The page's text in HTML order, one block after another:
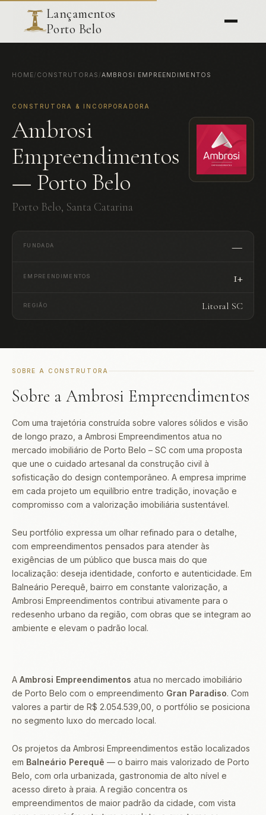
Lançamentos
Porto Belo
HOME/ CONSTRUTORAS /AMBROSI EMPREENDIMENTOS
CONSTRUTORA & INCORPORADORA
Ambrosi
Empreendimentos
— Porto Belo
Porto Belo, Santa Catarina
FUNDADA —
EMPREENDIMENTOS 1+
REGIÃO Litoral SC
SOBRE A CONSTRUTORA
Sobre a Ambrosi Empreendimentos
Com uma trajetória construída sobre valores sólidos e visão
de longo prazo, a Ambrosi Empreendimentos atua no
mercado imobiliário de Porto Belo – SC com uma proposta
que une o cuidado artesanal da construção civil à
sofisticação do design contemporâneo. A empresa imprime
em cada projeto um equilíbrio entre tradição, inovação e
compromisso com a valorização imobiliária sustentável.
Seu portfólio expressa um olhar refinado para o detalhe,
com empreendimentos pensados para atender às
exigências de um público que busca mais do que
localização: deseja identidade, conforto e autenticidade. Em
Balneário Perequê, bairro em constante valorização, a
Ambrosi Empreendimentos contribui ativamente para o
redesenho urbano da região, com obras que se integram ao
ambiente e elevam o padrão local.
A Ambrosi Empreendimentos atua no mercado imobiliário
de Porto Belo com o empreendimento Gran Paradiso. Com
valores a partir de R$ 2.054.539,00, o portfólio se posiciona
no segmento luxo do mercado local.
Os projetos da Ambrosi Empreendimentos estão localizados
em Balneário Perequê — o bairro mais valorizado de Porto
Belo, com orla urbanizada, gastronomia de alto nível e
acesso direto à praia. A região concentra os
empreendimentos de maior padrão da cidade, com vista